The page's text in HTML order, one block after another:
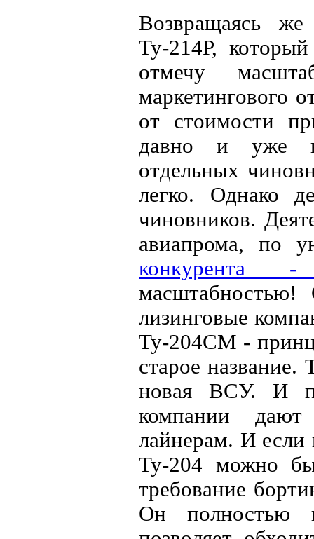
Возвращаясь
Ту-214Р,
отмечу
маркетингового
от стоимости
давно и уже
отдельных
легко. Однако
чиновников.
авиапрома, по
конкурента
лизинговые
Ту-204СМ -
старое название.
новая ВСУ. И
компании
лайнерам. И если
Ту-204 можно
требование
Он полностью